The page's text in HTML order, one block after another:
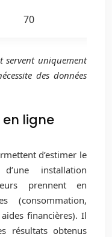
70
servent uniquement
des données
ligne
d’estimer le
installation
prennent en
(consommation,
financières). Il
résultats obtenus